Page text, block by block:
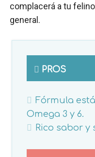
complacerá a tu
general.
PROS
Fórmula
Omega 3 y 6.
Rico sabor y